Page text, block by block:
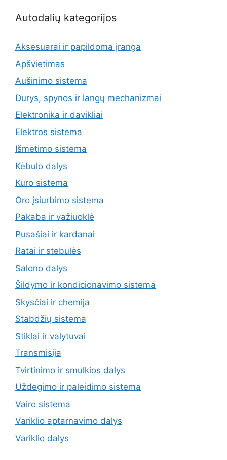
Autodalių kategorijos
Aksesuarai ir papildoma įranga
Apšvietimas
Aušinimo sistema
Durys, spynos ir langų mechanizmai
Elektronika ir davikliai
Elektros sistema
Išmetimo sistema
Kėbulo dalys
Kuro sistema
Oro įsiurbimo sistema
Pakaba ir važiuoklė
Pusašiai ir kardanai
Ratai ir stebulės
Salono dalys
Šildymo ir kondicionavimo sistema
Skysčiai ir chemija
Stabdžių sistema
Stiklai ir valytuvai
Transmisija
Tvirtinimo ir smulkios dalys
Uždegimo ir paleidimo sistema
Vairo sistema
Variklio aptarnavimo dalys
Variklio dalys